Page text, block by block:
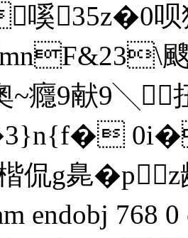
嗘35z�0
癮9献9╲扭
侃g臰
endobj